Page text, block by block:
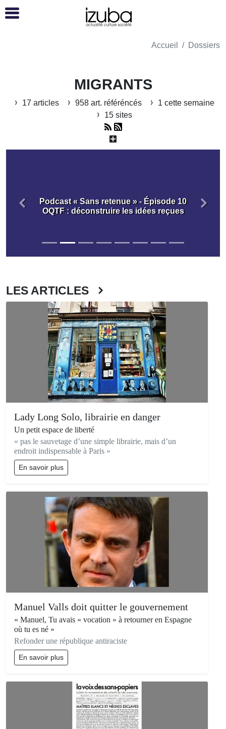
Accueil Dossiers
MIGRANTS
17 articles 958 art. référéncés
1 cette semaine
15 sites
Podcast « Sans retenue » - Épisode 10
OQTF : déconstruire les idées reçues
Précédent
LES ARTICLES
Lady Long Solo, librairie en danger
Un petit espace de liberté
« pas le sauvetage d’une simple librairie, mais d’un
endroit indispensable à Paris »
En savoir plus
Manuel Valls doit quitter le gouvernement
« Manuel, Tu avais « vocation » à retourner en Espagne
où tu es né »
Refonder une république antiraciste
En savoir plus